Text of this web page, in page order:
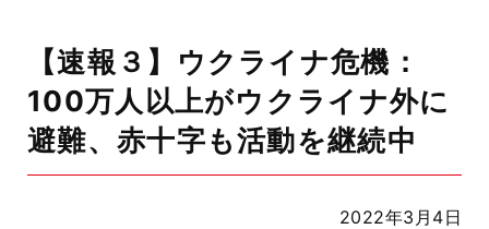
【速報３】ウクライナ危機：
100万人以上がウクライナ外に
避難、赤十字も活動を継続中
2022年3月4日